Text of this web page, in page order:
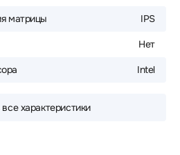
матрицы IPS
Нет
Intel
характеристики